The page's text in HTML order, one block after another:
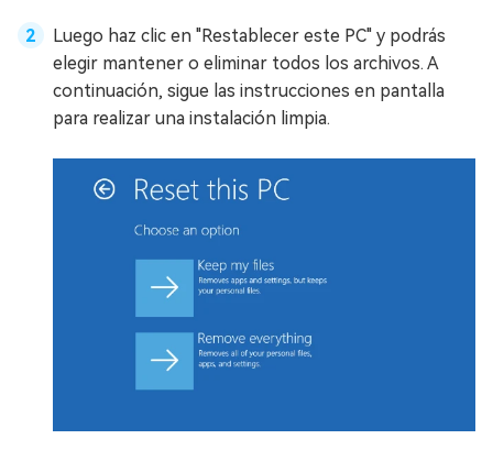
Luego haz clic en "Restablecer este PC" y podrás
elegir mantener o eliminar todos los archivos. A
continuación, sigue las instrucciones en pantalla
para realizar una instalación limpia.